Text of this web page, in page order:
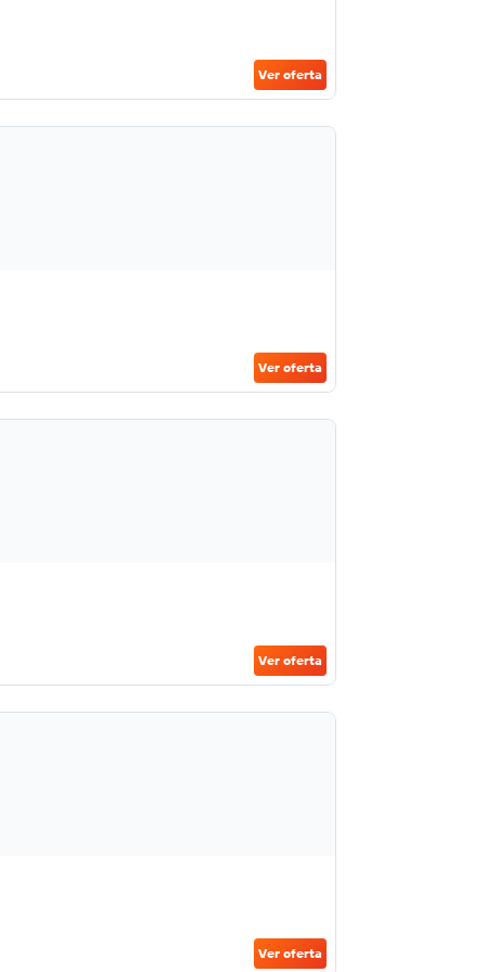
Ver oferta
Ver oferta
Ver oferta
Ver oferta